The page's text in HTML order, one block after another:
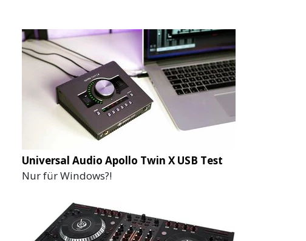
Universal Audio Apollo Twin X USB Test
Nur für Windows?!